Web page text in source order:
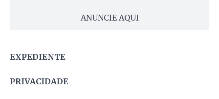
ANUNCIE AQUI
EXPEDIENTE
PRIVACIDADE